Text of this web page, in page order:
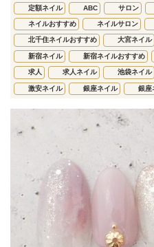
定額ネイル ABC サロン
ネイルおすすめ ネイルサロン
北千住ネイルおすすめ 大宮ネイル
新宿ネイル 新宿ネイルおすすめ
求人 求人ネイル 池袋ネイル
激安ネイル 銀座ネイル 銀座